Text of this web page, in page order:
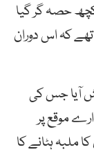
حصہ گر گیا
کہ اس دوران
آیا جس کی
موقع پر
ملبہ ہٹانے کا